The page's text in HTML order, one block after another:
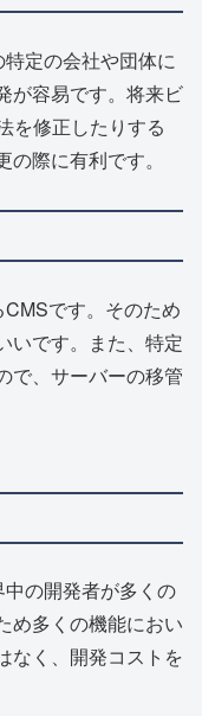
定の会社や団体に
が容易です。将来ビ
を修正したりする
際に有利です。
です。そのため
いです。また、特定
で、サーバーの移管
の開発者が多くの
め多くの機能におい
なく、開発コストを